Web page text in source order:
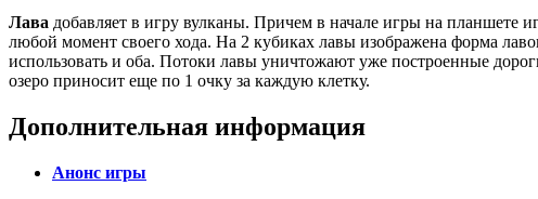
Лава добавляет в игру вулканы. Причем в начале игры на планшете
любой момент своего хода. На 2 кубиках лавы изображена форма
использовать и оба. Потоки лавы уничтожают уже построенные
озеро приносит еще по 1 очку за каждую клетку.
Дополнительная информация
Анонс игры